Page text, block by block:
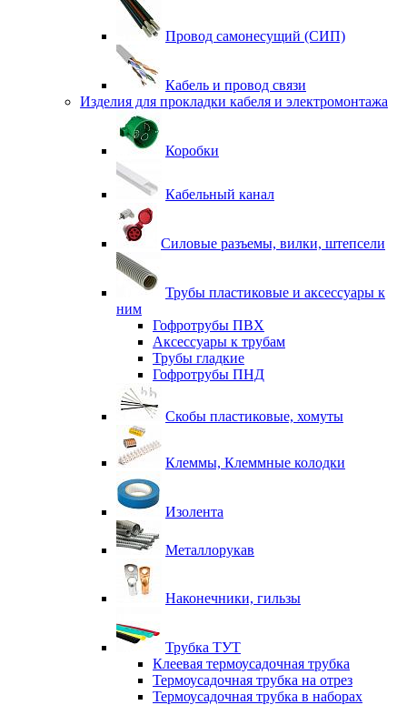
Провод самонесущий (СИП)
Кабель и провод связи
Изделия для прокладки кабеля и электромонтажа
Коробки
Кабельный канал
Силовые разъемы, вилки, штепсели
Трубы пластиковые и аксессуары к
ним
Гофротрубы ПВХ
Аксессуары к трубам
Трубы гладкие
Гофротрубы ПНД
Скобы пластиковые, хомуты
Клеммы, Клеммные колодки
Изолента
Металлорукав
Наконечники, гильзы
Трубка ТУТ
Клеевая термоусадочная трубка
Термоусадочная трубка на отрез
Термоусадочная трубка в наборах